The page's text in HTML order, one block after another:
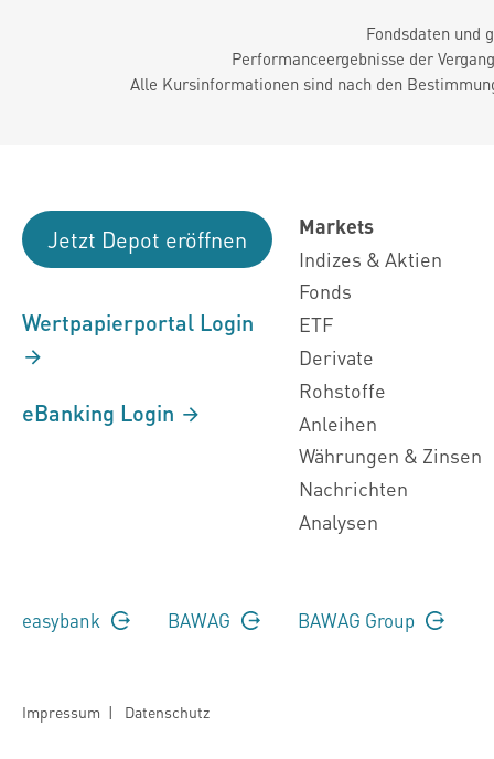
Fondsdaten und
Performanceergebnisse der
Alle Kursinformationen sind nach den
Jetzt Depot eröffnen
Wertpapierportal Login
eBanking Login
Markets
Indizes & Aktien
Fonds
ETF
Derivate
Rohstoffe
Anleihen
Währungen & Zinsen
Nachrichten
Analysen
easybank BAWAG BAWAG Group
Impressum | Datenschutz